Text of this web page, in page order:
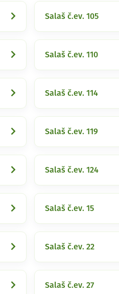
Salaš č.ev. 105
Salaš č.ev. 110
Salaš č.ev. 114
Salaš č.ev. 119
Salaš č.ev. 124
Salaš č.ev. 15
Salaš č.ev. 22
Salaš č.ev. 27